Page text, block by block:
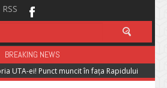
RSS
BREAKING NEWS
UTA-ei! Punct muncit în fața Rapidului